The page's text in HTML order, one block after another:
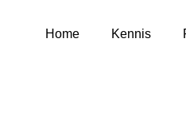
Home Kennis